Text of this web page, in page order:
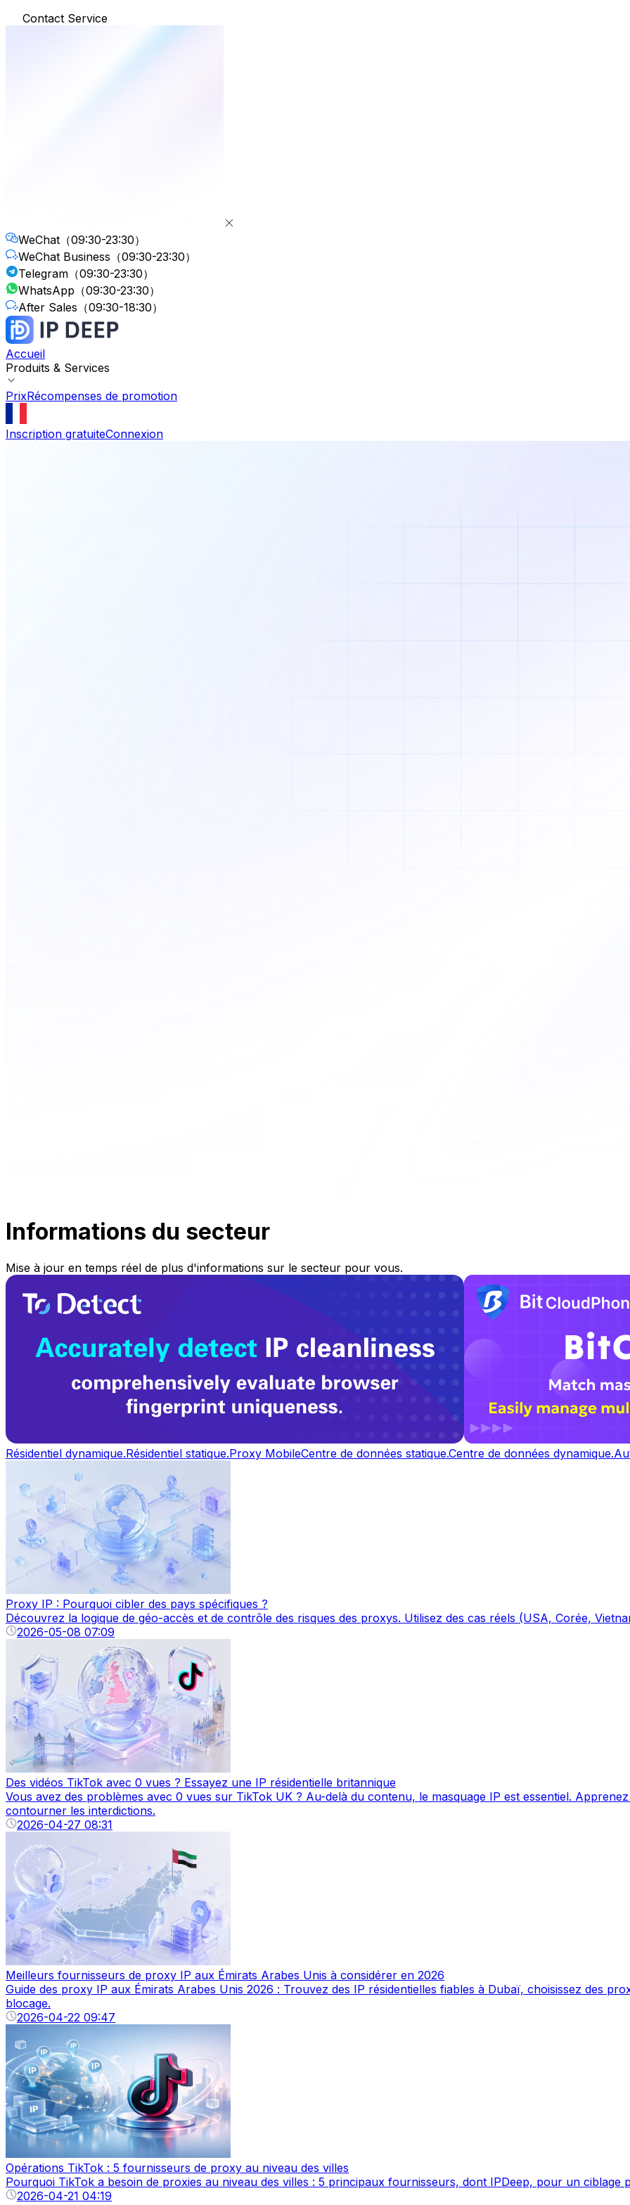
Contact Service
WeChat （09:30-23:30）
WeChat Business （09:30-23:30）
Telegram （09:30-23:30）
WhatsApp （09:30-23:30）
After Sales （09:30-18:30）
Accueil
Produits & Services
PrixRécompenses de promotion
Inscription gratuiteConnexion
Informations du secteur
Mise à jour en temps réel de plus d'informations sur le secteur pour vous.
Résidentiel dynamique.Résidentiel statique.Proxy MobileCentre de données statique.Centre de données dynamique.
Proxy IP : Pourquoi cibler des pays spécifiques ?
Découvrez la logique de géo-accès et de contrôle des risques des proxys. Utilisez des cas réels (USA, Corée,
2026-05-08 07:09
Des vidéos TikTok avec 0 vues ? Essayez une IP résidentielle britannique
Vous avez des problèmes avec 0 vues sur TikTok UK ? Au-delà du contenu, le masquage IP est essentiel.
contourner les interdictions.
2026-04-27 08:31
Meilleurs fournisseurs de proxy IP aux Émirats Arabes Unis à considérer en 2026
Guide des proxy IP aux Émirats Arabes Unis 2026 : Trouvez des IP résidentielles fiables à Dubaï, choisissez des
blocage.
2026-04-22 09:47
Opérations TikTok : 5 fournisseurs de proxy au niveau des villes
Pourquoi TikTok a besoin de proxies au niveau des villes : 5 principaux fournisseurs, dont IPDeep, pour un ciblage
2026-04-21 04:19